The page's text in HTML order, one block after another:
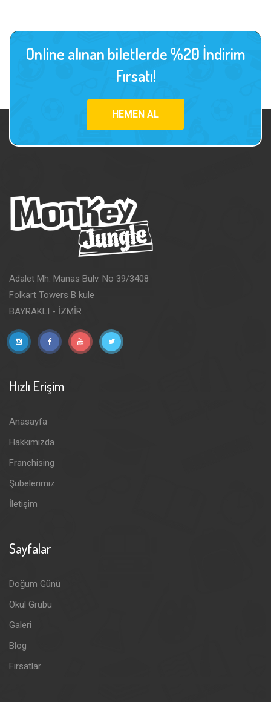
Online alınan biletlerde %20 İndirim
Fırsatı!
HEMEN AL
Adalet Mh. Manas Bulv. No 39/3408
Folkart Towers B kule
BAYRAKLI - İZMİR
Hızlı Erişim
Anasayfa
Hakkımızda
Franchising
Şubelerimiz
İletişim
Sayfalar
Doğum Günü
Okul Grubu
Galeri
Blog
Fırsatlar